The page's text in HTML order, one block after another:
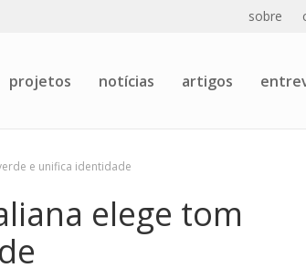
sobre
projetos notícias artigos
e unifica identidade
elege tom